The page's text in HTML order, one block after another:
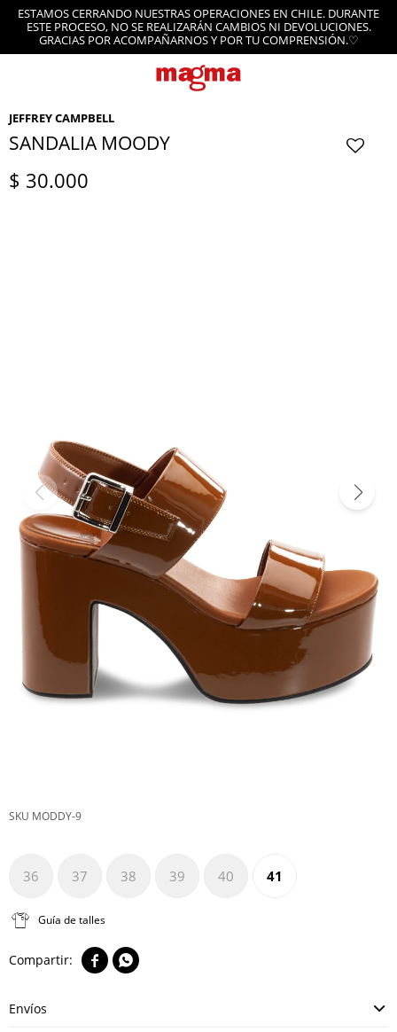
ESTAMOS CERRANDO NUESTRAS OPERACIONES EN CHILE. DURANTE
ESTE PROCESO, NO SE REALIZARÁN CAMBIOS NI DEVOLUCIONES.
GRACIAS POR ACOMPAÑARNOS Y POR TU COMPRENSIÓN.♡
JEFFREY CAMPBELL
SANDALIA MOODY
$ 30.000
MODDY-9
36 37 38 39 40 41
Guía de talles
 
Envíos